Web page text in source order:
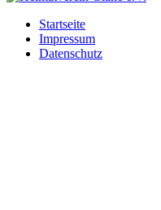
Startseite
Impressum
Datenschutz